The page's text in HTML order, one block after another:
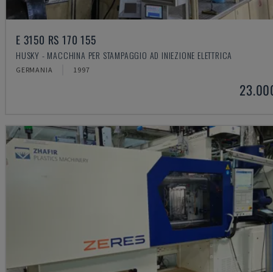
E 3150 RS 170 155
HUSKY - MACCHINA PER STAMPAGGIO AD INIEZIONE ELETTRICA
GERMANIA 1997